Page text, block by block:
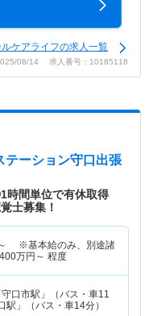
ケアライフの求人一覧
08/14 求人番号：10185118
テーション守口出張
時間単位で有休取得
士募集！
※基本給のみ、別途諸
400万円～ 程度
口市駅」（バス・車11
」（バス・車14分）